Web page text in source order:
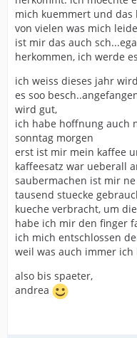
mich kuemmert und das
von vielen was mich
ist mir das auch
herkommen, ich werde
ich weiss dieses jahr
es soo
wird gut,
ich habe hoffnung auch
sonntag morgen
erst ist mir mein kaffee
kaffeesatz war ueberall
saubermachen ist mir
tausend stuecke
kueche verbracht, um
habe ich mir den finger
ich mich entschlossen
weil was auch immer
also bis spaeter,
andrea